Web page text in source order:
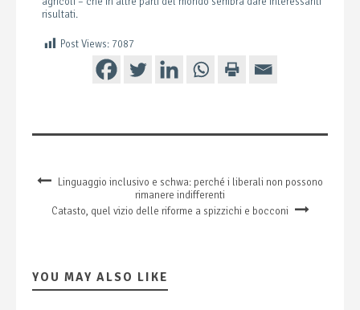
risultati.
Post Views: 7087
Linguaggio inclusivo e schwa: perché i liberali non possono
rimanere indifferenti
Catasto, quel vizio delle riforme a spizzichi e bocconi
YOU MAY ALSO LIKE